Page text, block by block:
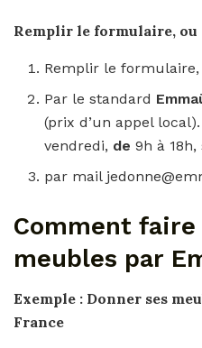
Remplir le formulaire, ou
Remplir le formulaire,
Par le standard
(prix d’un appel
vendredi, de9h à 18h,
par mail
Comment
meubles par
Exemple : Donner ses
France